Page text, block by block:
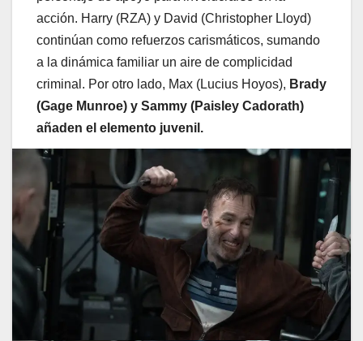
acción. Harry (RZA) y David (Christopher Lloyd)
continúan como refuerzos carismáticos, sumando
a la dinámica familiar un aire de complicidad
criminal. Por otro lado, Max (Lucius Hoyos), Brady
(Gage Munroe) y Sammy (Paisley Cadorath)
añaden el elemento juvenil.